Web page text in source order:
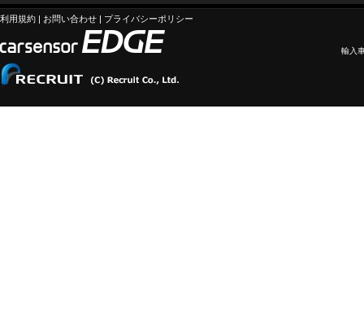
利用規約 | お問い合わせ | プライバシーポリシー
輸入